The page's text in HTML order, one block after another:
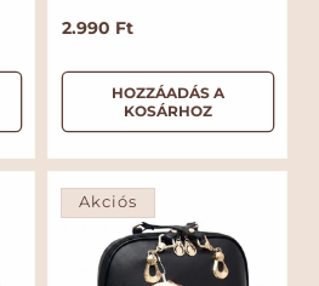
N
r
á
á
2.990 Ft
HOZZÁADÁS A
KOSÁRHOZ
Akciós